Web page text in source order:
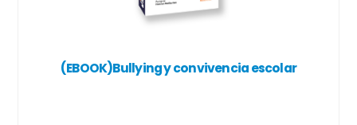
(EBOOK)Bullying y convivencia escolar